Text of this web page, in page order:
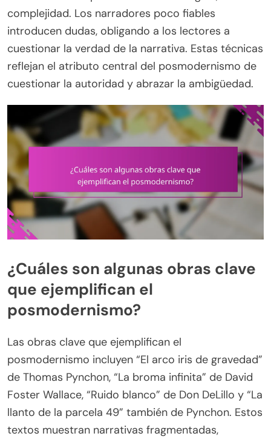
complejidad. Los narradores poco fiables
introducen dudas, obligando a los lectores a
cuestionar la verdad de la narrativa. Estas técnicas
reflejan el atributo central del posmodernismo de
cuestionar la autoridad y abrazar la ambigüedad.
¿Cuáles son algunas obras clave
que ejemplifican el
posmodernismo?
Las obras clave que ejemplifican el
posmodernismo incluyen “El arco iris de gravedad”
de Thomas Pynchon, “La broma infinita” de David
Foster Wallace, “Ruido blanco” de Don DeLillo y “La
llanto de la parcela 49” también de Pynchon. Estos
textos muestran narrativas fragmentadas,